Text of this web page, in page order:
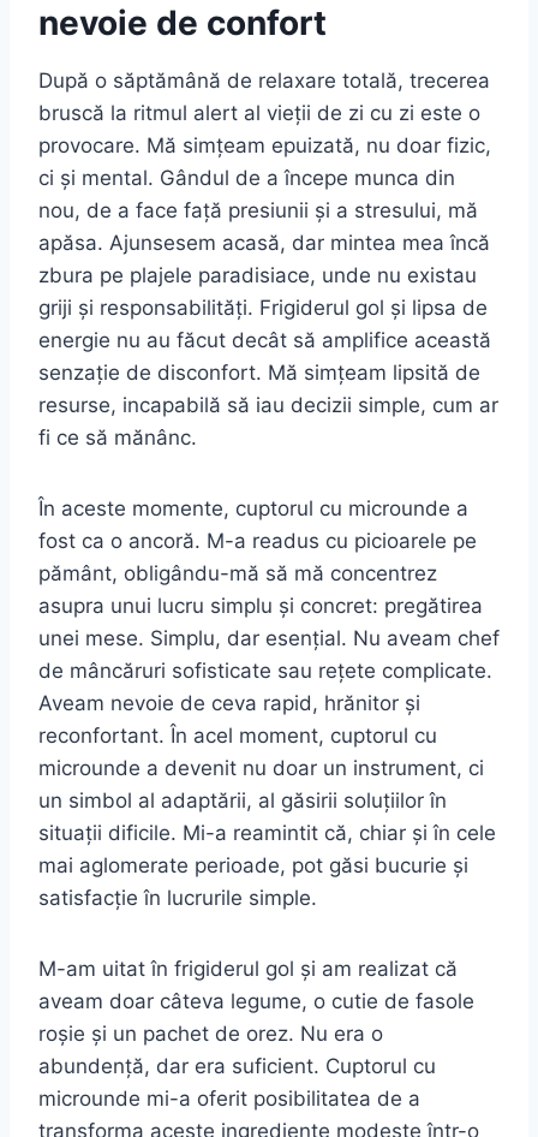
nevoie de confort
După o săptămână de relaxare totală, trecerea
bruscă la ritmul alert al vieții de zi cu zi este o
provocare. Mă simțeam epuizată, nu doar fizic,
ci și mental. Gândul de a începe munca din
nou, de a face față presiunii și a stresului, mă
apăsa. Ajunsesem acasă, dar mintea mea încă
zbura pe plajele paradisiace, unde nu existau
griji și responsabilități. Frigiderul gol și lipsa de
energie nu au făcut decât să amplifice această
senzație de disconfort. Mă simțeam lipsită de
resurse, incapabilă să iau decizii simple, cum ar
fi ce să mănânc.
În aceste momente, cuptorul cu microunde a
fost ca o ancoră. M-a readus cu picioarele pe
pământ, obligându-mă să mă concentrez
asupra unui lucru simplu și concret: pregătirea
unei mese. Simplu, dar esențial. Nu aveam chef
de mâncăruri sofisticate sau rețete complicate.
Aveam nevoie de ceva rapid, hrănitor și
reconfortant. În acel moment, cuptorul cu
microunde a devenit nu doar un instrument, ci
un simbol al adaptării, al găsirii soluțiilor în
situații dificile. Mi-a reamintit că, chiar și în cele
mai aglomerate perioade, pot găsi bucurie și
satisfacție în lucrurile simple.
M-am uitat în frigiderul gol și am realizat că
aveam doar câteva legume, o cutie de fasole
roșie și un pachet de orez. Nu era o
abundență, dar era suficient. Cuptorul cu
microunde mi-a oferit posibilitatea de a
transforma aceste ingrediente modeste într-o